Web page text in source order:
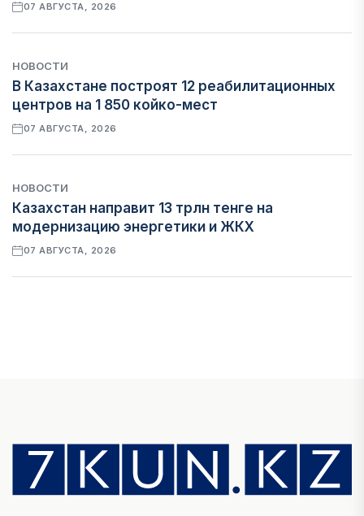
07 АВГУСТА, 2026
НОВОСТИ
В Казахстане построят 12 реабилитационных
центров на 1 850 койко-мест
07 АВГУСТА, 2026
НОВОСТИ
Казахстан направит 13 трлн тенге на
модернизацию энергетики и ЖКХ
07 АВГУСТА, 2026
Денежно-кредитная политика влияет не
только на спрос, но и на предложение труда
07 АВГУСТА, 2026